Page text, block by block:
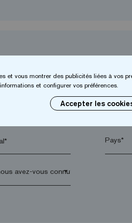
arrow_drop_down
et vous montrer des publicités liées à vos
et configurer vos préférences.
Accepter les